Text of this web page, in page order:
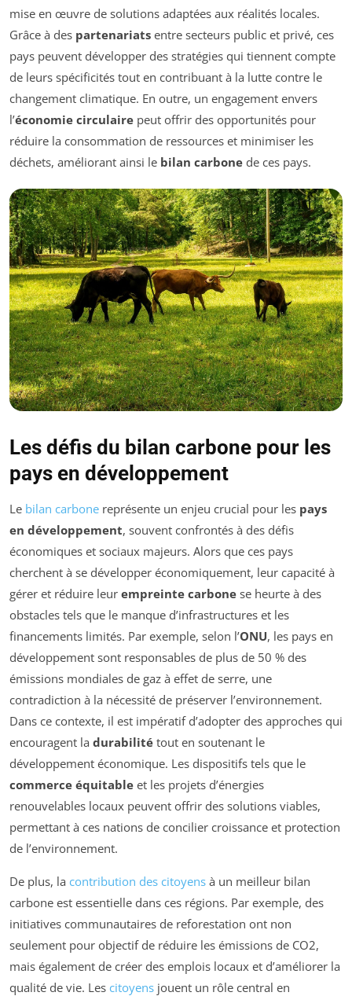
mise en œuvre de solutions adaptées aux réalités locales.
Grâce à des partenariats entre secteurs public et privé, ces
pays peuvent développer des stratégies qui tiennent compte
de leurs spécificités tout en contribuant à la lutte contre le
changement climatique. En outre, un engagement envers
l’économie circulaire peut offrir des opportunités pour
réduire la consommation de ressources et minimiser les
déchets, améliorant ainsi le bilan carbone de ces pays.
Les défis du bilan carbone pour les
pays en développement
Le bilan carbone représente un enjeu crucial pour les pays
en développement, souvent confrontés à des défis
économiques et sociaux majeurs. Alors que ces pays
cherchent à se développer économiquement, leur capacité à
gérer et réduire leur empreinte carbone se heurte à des
obstacles tels que le manque d’infrastructures et les
financements limités. Par exemple, selon l’ONU, les pays en
développement sont responsables de plus de 50 % des
émissions mondiales de gaz à effet de serre, une
contradiction à la nécessité de préserver l’environnement.
Dans ce contexte, il est impératif d’adopter des approches qui
encouragent la durabilité tout en soutenant le
développement économique. Les dispositifs tels que le
commerce équitable et les projets d’énergies
renouvelables locaux peuvent offrir des solutions viables,
permettant à ces nations de concilier croissance et protection
de l’environnement.
De plus, la contribution des citoyens à un meilleur bilan
carbone est essentielle dans ces régions. Par exemple, des
initiatives communautaires de reforestation ont non
seulement pour objectif de réduire les émissions de CO2,
mais également de créer des emplois locaux et d’améliorer la
qualité de vie. Les citoyens jouent un rôle central en